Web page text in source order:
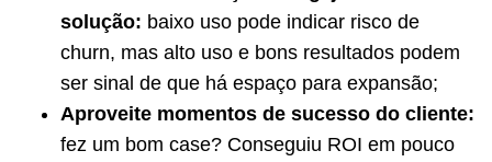
solução: baixo uso pode indicar risco de
churn, mas alto uso e bons resultados podem
ser sinal de que há espaço para expansão;
Aproveite momentos de sucesso do cliente:
fez um bom case? Conseguiu ROI em pouco